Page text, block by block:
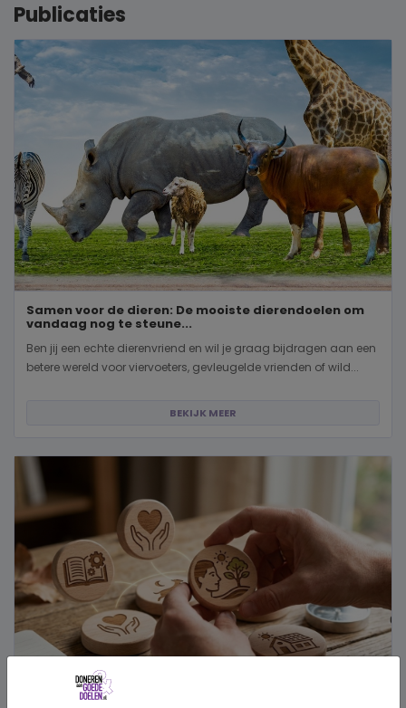
Publicaties
Samen voor de dieren: De mooiste dierendoelen om
vandaag nog te steune...
Ben jij een echte dierenvriend en wil je graag bijdragen aan een
betere wereld voor viervoeters, gevleugelde vrienden of wild...
BEKIJK MEER